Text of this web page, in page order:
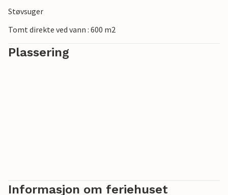
Støvsuger
Tomt direkte ved vann : 600 m2
Plassering
Informasjon om feriehuset